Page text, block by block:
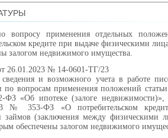
вопросу применения отдельных
кредите при выдаче физическими
залогом недвижимого имущества.
26.01.2023 № 14-0601-ТГ/23
и возможного учета в работе
по вопросам применения положений
«Об ипотеке (залоге недвижимости)»,
№ 353-ФЗ «О потребительском
(заключения между физическими
обеспечены залогом недвижимого